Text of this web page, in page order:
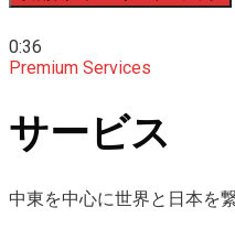
0:36
Premium Services
サービス
中東を中心に世界と日本を